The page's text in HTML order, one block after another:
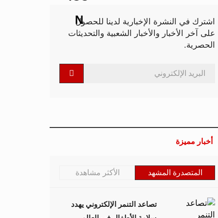
اشترك في النشرة الإخبارية لدينا للحصول
على آخر الأخبار والأخبار الشعبية والتحديثات
الحصرية.
أخبار مميزة
المتصدرة المشهد الأكثر مشاهدة
تصاعد التنمر الإلكتروني يهدد